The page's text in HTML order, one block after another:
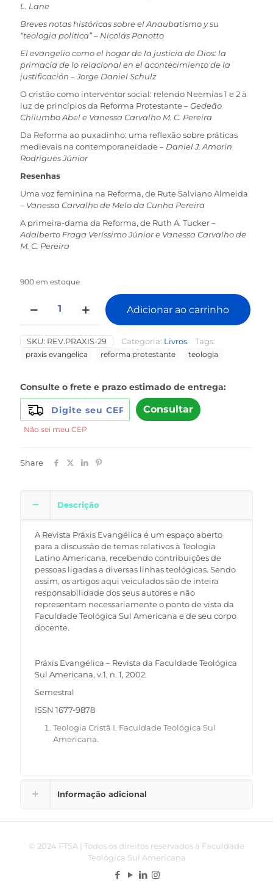
L. Lane
Breves notas históricas sobre el Anaubatismo y su
“teologia política”– Nicolás Panotto
El evangelio como el hogar de la justicia de Dios: la
primacía de lo relacional en el acontecimiento de la
justificación –Jorge Daniel Schulz
O cristão como interventor social: relendo Neemias 1 e 2 à
luz de princípios da Reforma Protestante –Gedeão
Chilumbo Abel e Vanessa Carvalho M. C. Pereira
Da Reforma ao puxadinho: uma reflexão sobre práticas
medievais na contemporaneidade – Daniel J. Amorin
Rodrigues Júnior
Resenhas
Uma voz feminina na Reforma, de Rute Salviano Almeida
– Vanessa Carvalho de Melo da Cunha Pereira
A primeira-dama da Reforma, de Ruth A. Tucker –
Adalberto Fraga Veríssimo Júnior e Vanessa Carvalho de
M. C. Pereira
900 em estoque
Práxis
Nm29
quantidade
Adicionar ao carrinho
Alternative:
SKU: REV.PRAXIS-29 Categoria: Livros Tags:
praxis evangelica reforma protestante teologia
Consulte o frete e prazo estimado de entrega:
Consultar
Não sei meu CEP
Share
Descrição
A Revista Práxis Evangélica é um espaço aberto
para a discussão de temas relati­vos à Teologia
Latino Americana, recebendo contribuições de
pessoas ligadas a diversas linhas teológicas. Sendo
assim, os artigos aqui veiculados são de inteira
responsabilidade dos seus autores e não
representam necessariamente o ponto de vista da
Faculdade Teológica Sul Americana e de seu corpo
docente.
Práxis Evangélica – Revista da Faculdade Teológica
Sul Americana, v.1, n. 1, 2002.
Semestral
ISSN 1677-9878
Teologia Cristã I. Faculdade Teológica Sul
Americana.
Informação adicional
© 2024 FTSA | Todos os direitos reservados à Faculdade
Teológica Sul Americana